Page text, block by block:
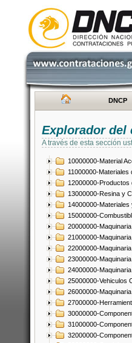
DNCP
Explorador del
A través de esta sección
10000000-Material
11000000-Materiales
12000000-
13000000-Resina y
14000000-
15000000-
20000000-
21000000-
22000000-
23000000-
24000000-
25000000-Vehiculos
26000000-
27000000-
30000000-
31000000-
32000000-